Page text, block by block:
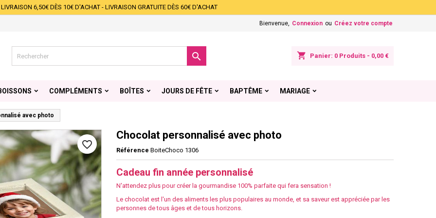
LIVRAISON 6,50€ DÈS 10€ D'ACHAT - LIVRAISON GRATUITE DÈS 60€ D'ACHAT
Bienvenue, Connexion ou Créez votre compte
shopping_cart Panier: 0 Produits - 0,00 €

COMPLÉMENTS BOÎTES JOURS DE FÊTE BAPTÊME MARIAGE
avec photo
favorite_border
Chocolat personnalisé avec photo
Référence BoiteChoco 1306
Cadeau fin année personnalisé
N'attendez plus pour créer la gourmandise 100% parfaite qui fera sensation !
Le chocolat est l'un des aliments les plus populaires au monde, et sa saveur est appréciée par les
personnes de tous âges et de tous horizons.
Créer une nouvelle liste
de la liste d'envies
devez être connecté pour ajouter des produits à votre liste d'envies.